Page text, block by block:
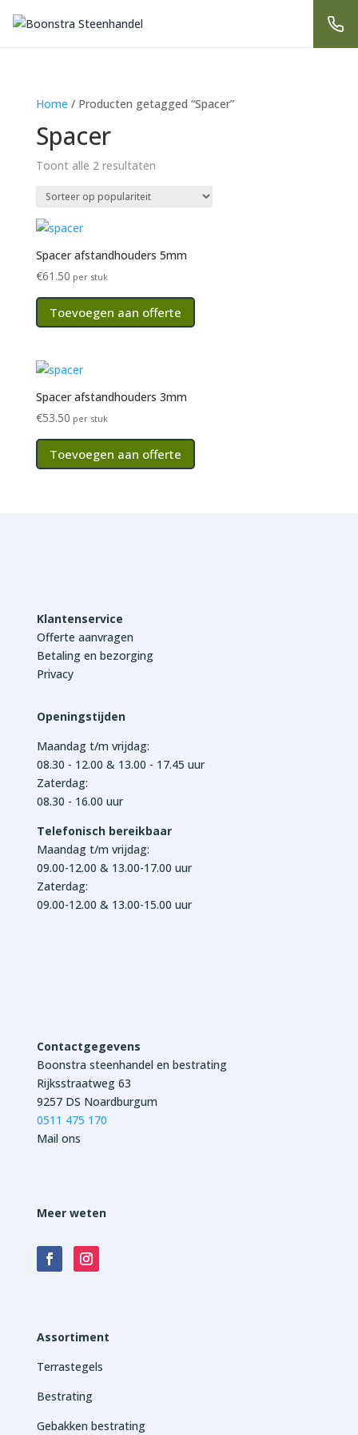
Home / Producten getagged “Spacer”
Spacer
Toont alle 2 resultatenGesorteerd
populariteit
Spacer afstandhouders 5mm
€61.50 per stuk
Toevoegen aan offerte
Spacer afstandhouders 3mm
€53.50 per stuk
Toevoegen aan offerte
Klantenservice
Offerte aanvragen
Betaling en bezorging
Privacy
Openingstijden
Maandag t/m vrijdag:
08.30 - 12.00 & 13.00 - 17.45 uur
Zaterdag:
08.30 - 16.00 uur
Telefonisch bereikbaar
Maandag t/m vrijdag:
09.00-12.00 & 13.00-17.00 uur
Zaterdag:
09.00-12.00 & 13.00-15.00 uur
Contactgegevens
Boonstra steenhandel en bestrating
Rijksstraatweg 63
9257 DS Noardburgum
0511 475 170
Mail ons
Meer weten
Assortiment
Terrastegels
Bestrating
Gebakken bestrating